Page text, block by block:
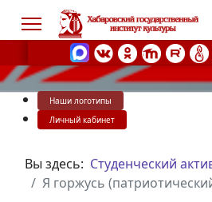
Наши логотипы
Личный кабинет
Вы здесь: Студенческий
Я горжусь